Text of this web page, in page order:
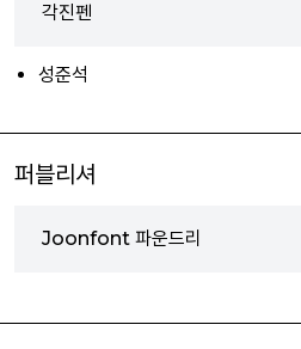
각진펜
성준석
퍼블리셔
Joonfont 파운드리